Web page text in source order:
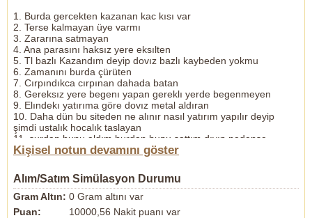
1. Burda gercekten kazanan kac kısı var
2. Terse kalmayan üye varmı
3. Zararına satmayan
4. Ana parasını haksız yere eksılten
5. Tl bazlı Kazandım deyip dovız bazlı kaybeden yokmu
6. Zamanını burda çürüten
7. Cırpındıkca cırpınan dahada batan
8. Gereksız yere begenı yapan gereklı yerde begenmeyen
9. Elındekı yatırıma göre dovız metal aldıran
10. Daha dün bu siteden ne alınır nasıl yatırım yapılır deyip
şimdi ustalık hocalık taslayan
11. şurdan bunu aldım burdan bunu sattım dıyıp nedense
smılatorde hep zarar eden
yorum kopyala yapıstır yapan
13. Uykusundan çalan gözlerıne ıhanet eden esas ısıne saygısı
kalmayıp ıhmal eden
Kişisel notun devamını göster
Alım/Satım Simülasyon Durumu
Gram Altın: 0 Gram altını var
Puan:
10000,56 Nakit puanı var